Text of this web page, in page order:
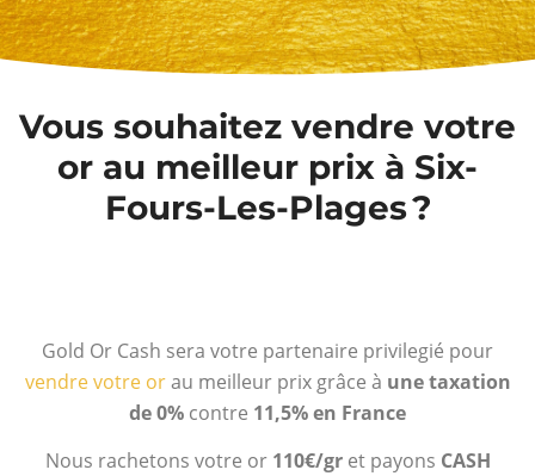
Vous souhaitez vendre votre
or au meilleur prix à Six-
Fours-Les-Plages ?
Gold Or Cash sera votre partenaire privilegié pour
vendre votre orau meilleur prix grâce à une taxation
de 0% contre 11,5% en France
Nous rachetons votre or 110€/gr et payons CASH